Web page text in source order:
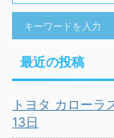
最近の投稿
トヨタ カロー
13日